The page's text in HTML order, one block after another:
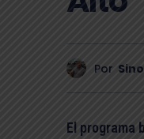
Por
El programa